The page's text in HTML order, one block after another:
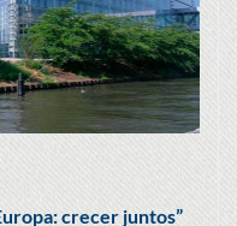
crecer juntos”